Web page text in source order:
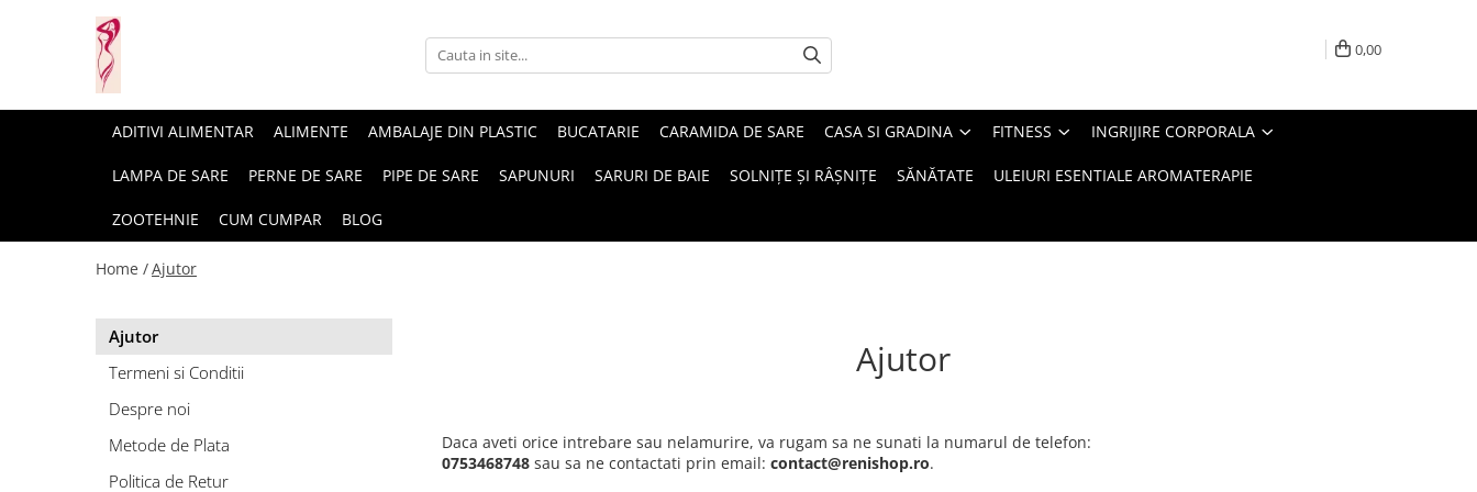
Casa si gradina
Leagane si scaune
Ingrijire corporala
Ingrijirea unghiilor
0,00
ADITIVI ALIMENTAR ALIMENTE AMBALAJE DIN PLASTIC BUCATARIE CARAMIDA DE SARE CASA SI GRADINA FITNESS INGRIJIRE CORPORALA
LAMPA DE SARE PERNE DE SARE PIPE DE SARE SAPUNURI SARURI DE BAIE SOLNIȚE ȘI RÂȘNIȚE SĂNĂTATE ULEIURI ESENTIALE AROMATERAPIE
ZOOTEHNIE CUM CUMPAR BLOG
Home /Ajutor
Ajutor
Daca aveti orice intrebare sau nelamurire, va rugam sa ne sunati la numarul de telefon:
0753468748 sau sa ne contactati prin email: contact@renishop.ro.
Ajutor
Termeni si Conditii
Despre noi
Metode de Plata
Politica de Retur